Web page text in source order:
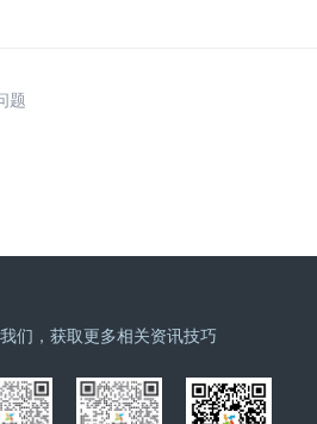
题
们，获取更多相关资讯技巧